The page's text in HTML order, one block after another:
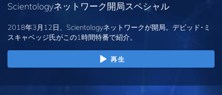
Scientologyネットワーク開局スペシャル
2018年3月12日、Scientologyネットワークが開局。デビッド･ミ
スキャベッジ氏がこの1時間特番で紹介。
再生